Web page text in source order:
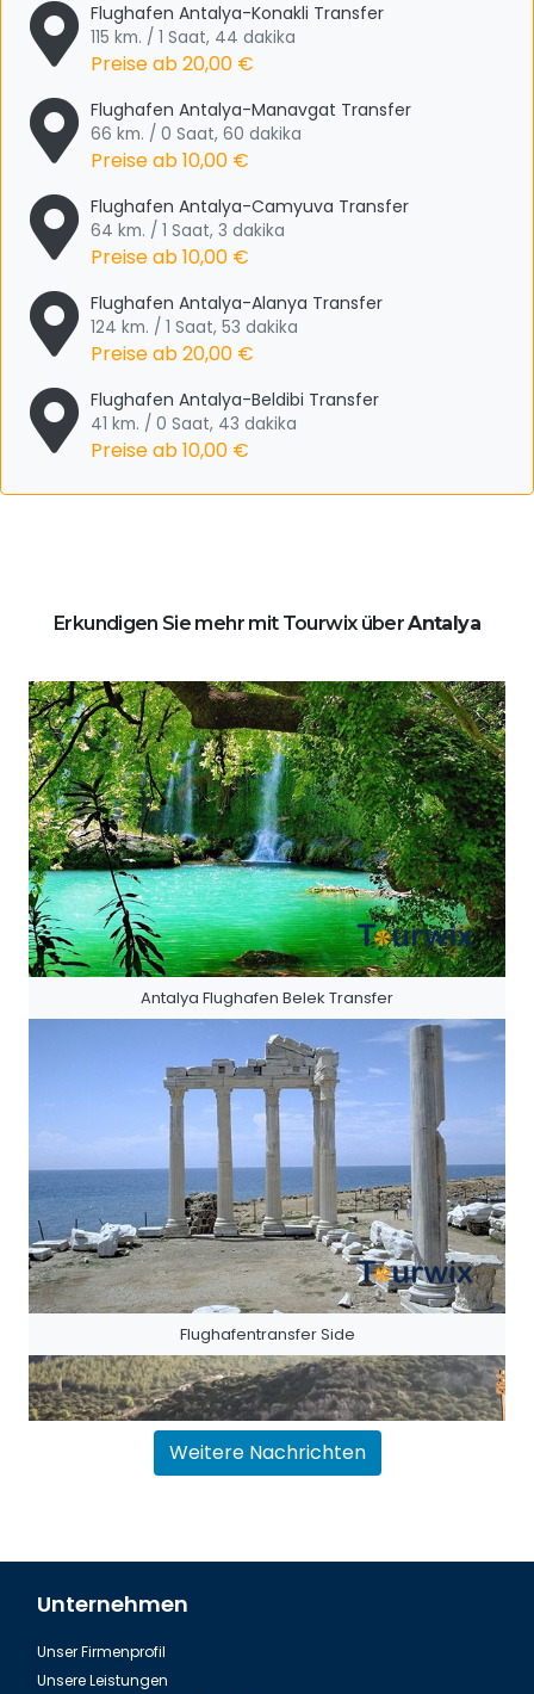
Flughafen Antalya-Konakli Transfer
115 km. / 1 Saat, 44 dakika
Preise ab20,00 €
Flughafen Antalya-Manavgat Transfer
66 km. / 0 Saat, 60 dakika
Preise ab10,00 €
Flughafen Antalya-Camyuva Transfer
64 km. / 1 Saat, 3 dakika
Preise ab10,00 €
Flughafen Antalya-Alanya Transfer
124 km. / 1 Saat, 53 dakika
Preise ab20,00 €
Flughafen Antalya-Beldibi Transfer
41 km. / 0 Saat, 43 dakika
Preise ab10,00 €
Erkundigen Sie mehr mit Tourwix überAntalya
Antalya Flughafen Belek Transfer
Flughafentransfer Side
Flughafentransfer Antalya Belek
Weitere Nachrichten
Unternehmen
Unser Firmenprofil
Unsere Leistungen